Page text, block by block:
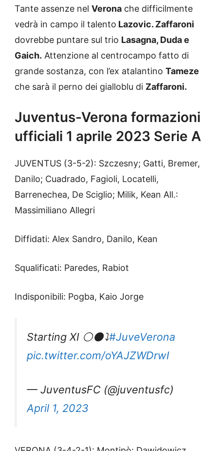
Tante assenze nel Verona che difficilmente
vedrà in campo il talento Lazovic. Zaffaroni
dovrebbe puntare sul trio Lasagna, Duda e
Gaich. Attenzione al centrocampo fatto di
grande sostanza, con l’ex atalantino Tameze
che sarà il perno dei gialloblu di Zaffaroni.
Juventus-Verona formazioni
ufficiali 1 aprile 2023 Serie A
JUVENTUS (3-5-2): Szczesny; Gatti, Bremer,
Danilo; Cuadrado, Fagioli, Locatelli,
Barrenechea, De Sciglio; Milik, Kean All.:
Massimiliano Allegri
Diffidati: Alex Sandro, Danilo, Kean
Squalificati: Paredes, Rabiot
Indisponibili: Pogba, Kaio Jorge
Starting XI ⚪️⚫️⤵️#JuveVerona
pic.twitter.com/oYAJZWDrwI
— JuventusFC (@juventusfc)
April 1, 2023